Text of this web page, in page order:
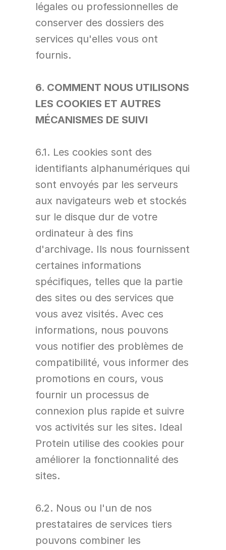
légales ou professionnelles de
conserver des dossiers des
services qu'elles vous ont
fournis.
6. COMMENT NOUS UTILISONS
LES COOKIES ET AUTRES
MÉCANISMES DE SUIVI
6.1. Les cookies sont des
identifiants alphanumériques qui
sont envoyés par les serveurs
aux navigateurs web et stockés
sur le disque dur de votre
ordinateur à des fins
d'archivage. Ils nous fournissent
certaines informations
spécifiques, telles que la partie
des sites ou des services que
vous avez visités. Avec ces
informations, nous pouvons
vous notifier des problèmes de
compatibilité, vous informer des
promotions en cours, vous
fournir un processus de
connexion plus rapide et suivre
vos activités sur les sites. Ideal
Protein utilise des cookies pour
améliorer la fonctionnalité des
sites.
6.2. Nous ou l'un de nos
prestataires de services tiers
pouvons combiner les